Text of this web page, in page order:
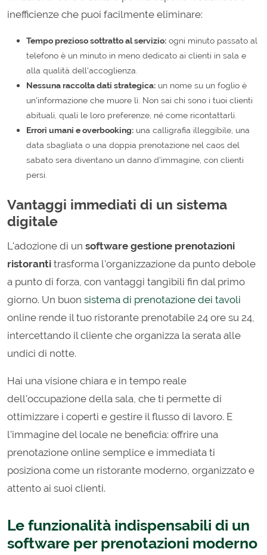
inefficienze che puoi facilmente eliminare:
Tempo prezioso sottratto al servizio: ogni minuto passato al
telefono è un minuto in meno dedicato ai clienti in sala e
alla qualità dell'accoglienza.
Nessuna raccolta dati strategica: un nome su un foglio è
un'informazione che muore lì. Non sai chi sono i tuoi clienti
abituali, quali le loro preferenze, né come ricontattarli.
Errori umani e overbooking: una calligrafia illeggibile, una
data sbagliata o una doppia prenotazione nel caos del
sabato sera diventano un danno d'immagine, con clienti
persi.
Vantaggi immediati di un sistema
digitale
L'adozione di un software gestione prenotazioni
ristoranti trasforma l'organizzazione da punto debole
a punto di forza, con vantaggi tangibili fin dal primo
giorno. Un buon sistema di prenotazione dei tavoli
online rende il tuo ristorante prenotabile 24 ore su 24,
intercettando il cliente che organizza la serata alle
undici di notte.
Hai una visione chiara e in tempo reale
dell'occupazione della sala, che ti permette di
ottimizzare i coperti e gestire il flusso di lavoro. E
l'immagine del locale ne beneficia: offrire una
prenotazione online semplice e immediata ti
posiziona come un ristorante moderno, organizzato e
attento ai suoi clienti.
Le funzionalità indispensabili di un
software per prenotazioni moderno